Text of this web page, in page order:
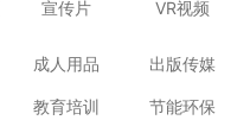
宣传片 VR视频
成人用品 出版传媒
教育培训 节能环保